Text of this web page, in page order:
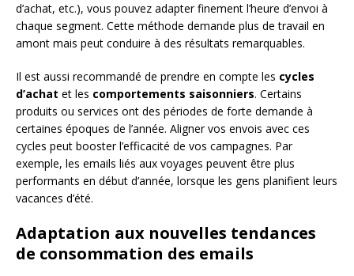
d’achat, etc.), vous pouvez adapter finement l’heure d’envoi à
chaque segment. Cette méthode demande plus de travail en
amont mais peut conduire à des résultats remarquables.
Il est aussi recommandé de prendre en compte les cycles
d’achat et les comportements saisonniers. Certains
produits ou services ont des périodes de forte demande à
certaines époques de l’année. Aligner vos envois avec ces
cycles peut booster l’efficacité de vos campagnes. Par
exemple, les emails liés aux voyages peuvent être plus
performants en début d’année, lorsque les gens planifient leurs
vacances d’été.
Adaptation aux nouvelles tendances
de consommation des emails